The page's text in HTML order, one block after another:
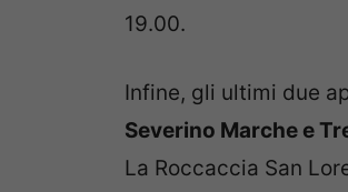
19.00.
Infine, gli ultimi due
Severino Marche e
La Roccaccia San